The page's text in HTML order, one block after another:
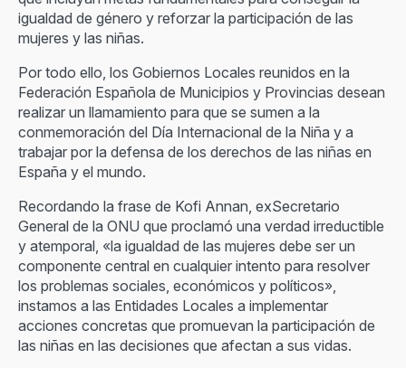
igualdad de género y reforzar la participación de las
mujeres y las niñas.
Por todo ello, los Gobiernos Locales reunidos en la
Federación Española de Municipios y Provincias desean
realizar un llamamiento para que se sumen a la
conmemoración del Día Internacional de la Niña y a
trabajar por la defensa de los derechos de las niñas en
España y el mundo.
Recordando la frase de Kofi Annan, exSecretario
General de la ONU que proclamó una verdad irreductible
y atemporal, «la igualdad de las mujeres debe ser un
componente central en cualquier intento para resolver
los problemas sociales, económicos y políticos»,
instamos a las Entidades Locales a implementar
acciones concretas que promuevan la participación de
las niñas en las decisiones que afectan a sus vidas.